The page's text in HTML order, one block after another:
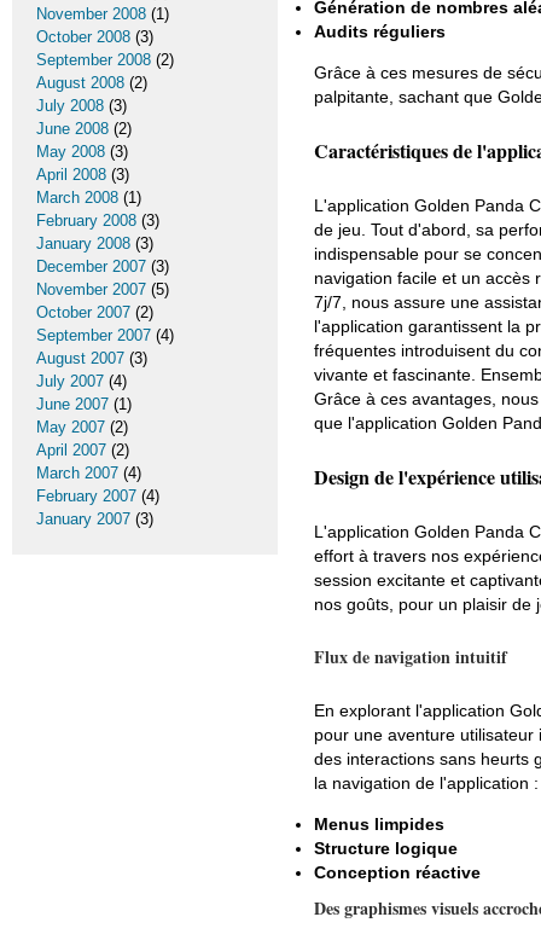
Génération de nombres
Audits réguliers
Grâce à ces mesures de
palpitante, sachant que
Caractéristiques de
L'application Golden Panda
de jeu. Tout d'abord, sa
indispensable pour se
navigation facile et un accès
7j/7, nous assure une
l'application garantissent la
fréquentes introduisent du
vivante et fascinante.
Grâce à ces avantages,
que l'application Golden
Design de l'expérience
L'application Golden Panda
effort à travers nos
session excitante et
nos goûts, pour un plaisir de
Flux de navigation intuitif
En explorant l'application
pour une aventure
des interactions sans heurts
la navigation de l'application :
Menus limpides
Structure logique
Conception réactive
Des graphismes visuels
November 2008 (1)
October 2008 (3)
September 2008 (2)
August 2008 (2)
July 2008 (3)
June 2008 (2)
May 2008 (3)
April 2008 (3)
March 2008 (1)
February 2008 (3)
January 2008 (3)
December 2007 (3)
November 2007 (5)
October 2007 (2)
September 2007 (4)
August 2007 (3)
July 2007 (4)
June 2007 (1)
May 2007 (2)
April 2007 (2)
March 2007 (4)
February 2007 (4)
January 2007 (3)